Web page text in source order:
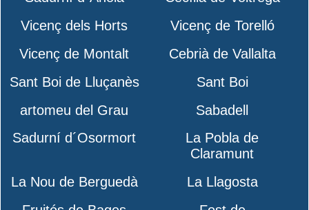
Vicenç dels Horts
Vicenç de Torelló
Vicenç de Montalt
Cebrià de Vallalta
Sant Boi de Lluçanès
Sant Boi
artomeu del Grau
Sabadell
Sadurní d´Osormort
La Pobla de
Claramunt
La Nou de Berguedà
La Llagosta